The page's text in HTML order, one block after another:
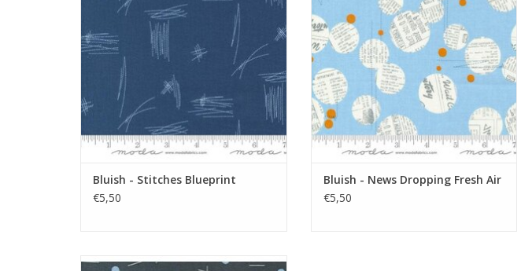
Bluish - Stitches Blueprint
€5,50
Bluish - News Dropping Fresh Air
€5,50
donkergrijs met streepjes en stippen